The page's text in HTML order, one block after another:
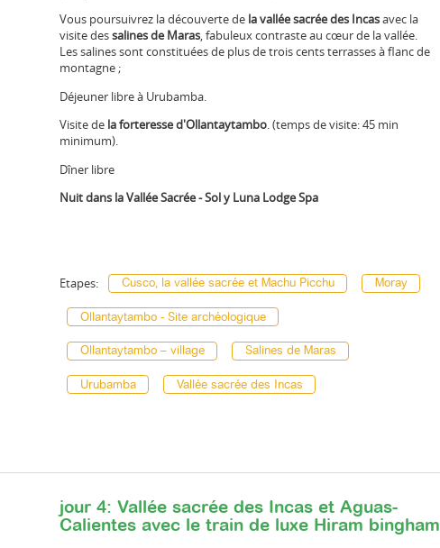
Vous poursuivrez la découverte de la vallée sacrée des Incasavec la
visite dessalines de Maras, fabuleux contraste au cœur de la vallée.
Les salines sont constituées de plus de trois cents terrasses à flanc de
montagne ;
Déjeuner libre à Urubamba.
Visite de la forteresse d'Ollantaytambo. (temps de visite: 45 min
minimum).
Dîner libre
Nuit dans la Vallée Sacrée - Sol y Luna Lodge Spa
Etapes: Cusco, la vallée sacrée et Machu Picchu Moray
Ollantaytambo - Site archéologique
Ollantaytambo – village Salines de Maras
Urubamba Vallée sacrée des Incas
jour 4: Vallée sacrée des Incas et Aguas-
Calientes avec le train de luxe Hiram bingham